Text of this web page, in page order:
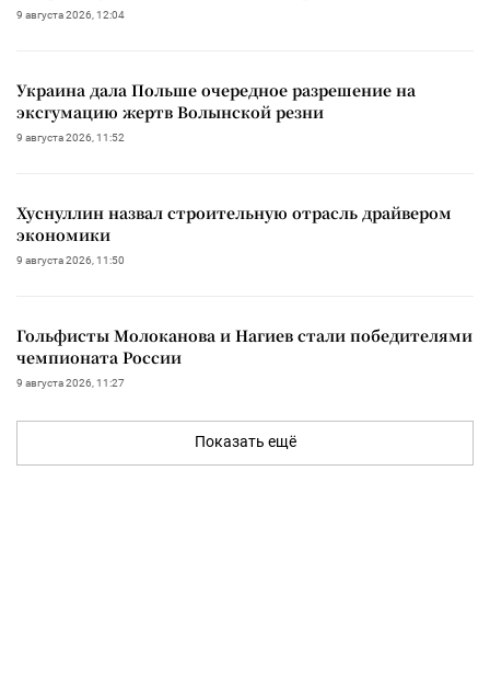
9 августа 2026, 12:04
Украина дала Польше очередное разрешение на
эксгумацию жертв Волынской резни
9 августа 2026, 11:52
Хуснуллин назвал строительную отрасль драйвером
экономики
9 августа 2026, 11:50
Гольфисты Молоканова и Нагиев стали победителями
чемпионата России
9 августа 2026, 11:27
Показать ещё